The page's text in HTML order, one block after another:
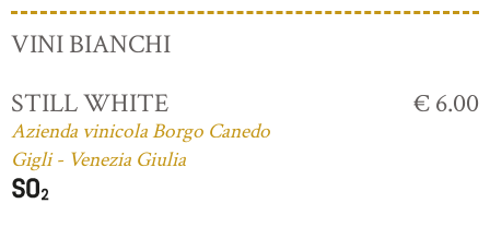
VINI BIANCHI
STILL WHITE
Azienda vinicola Borgo Canedo
Gigli - Venezia Giulia
€ 6.00